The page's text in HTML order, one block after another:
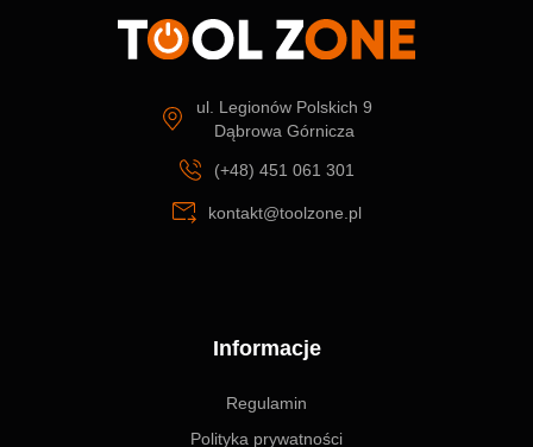
ul. Legionów Polskich 9
Dąbrowa Górnicza
(+48) 451 061 301
kontakt@toolzone.pl
Informacje
Regulamin
Polityka prywatności